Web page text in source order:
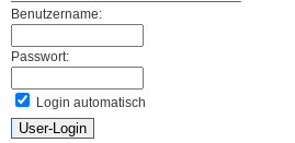
Benutzername:
Passwort:
Login automatisch